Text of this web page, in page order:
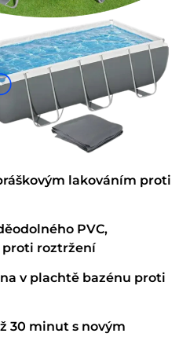
lakováním proti
PVC,
proti roztržení
v plachtě bazénu proti
30 minut s novým